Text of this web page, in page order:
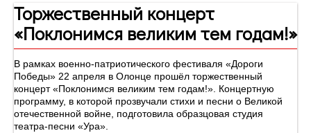
Торжественный концерт
«Поклонимся великим тем годам!»
В рамках военно-патриотического фестиваля «Дороги
Победы» 22 апреля в Олонце прошёл торжественный
концерт «Поклонимся великим тем годам!». Концертную
программу, в которой прозвучали стихи и песни о Великой
отечественной войне, подготовила образцовая студия
театра-песни «Ура».